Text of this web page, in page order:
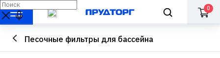
0
Песочные фильтры для бассейна